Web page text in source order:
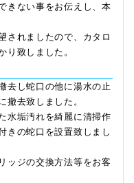
きない事をお伝えし、本
されましたので、カタロ
り致しました。
去し蛇口の他に湯水の止
撤去致しました。
水垢汚れを綺麗に清掃作
きの蛇口を設置致しまし
ッジの交換方法等をお客